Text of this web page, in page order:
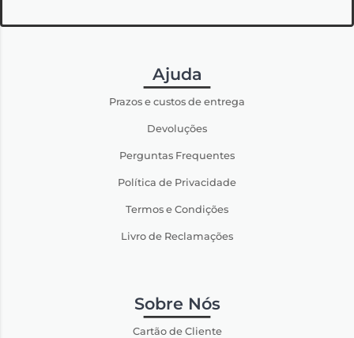
Ajuda
Prazos e custos de entrega
Devoluções
Perguntas Frequentes
Política de Privacidade
Termos e Condições
Livro de Reclamações
Sobre Nós
Cartão de Cliente